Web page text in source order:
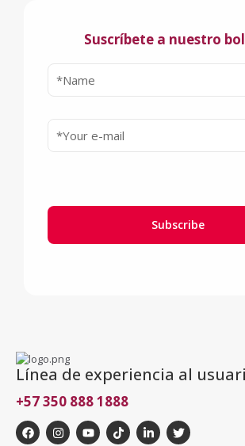
Suscríbete a nuestro
Línea de experiencia al
+57 350 888 1888